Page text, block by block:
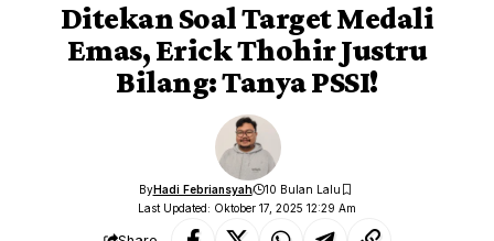
Ditekan Soal Target Medali
Emas, Erick Thohir Justru
Bilang: Tanya PSSI!
Last Updated: Oktober 17, 2025 12:29 Am
ByHadi Febriansyah 10 Bulan Lalu